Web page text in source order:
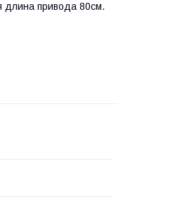
длина привода 80см.